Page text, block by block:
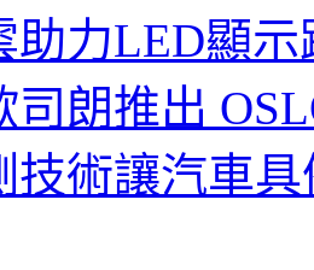
助力LED顯
司朗推出
技術讓汽車